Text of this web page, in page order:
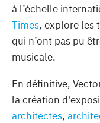
à l’échelle
Times, explore les
qui n’ont pas pu
musicale.
En définitive,
la création
architectes,